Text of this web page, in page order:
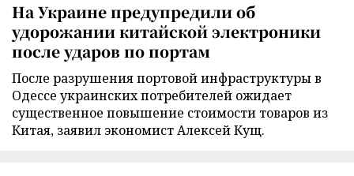
На Украине предупредили об
удорожании китайской электроники
после ударов по портам
После разрушения портовой инфраструктуры в
Одессе украинских потребителей ожидает
существенное повышение стоимости товаров из
Китая, заявил экономист Алексей Кущ.